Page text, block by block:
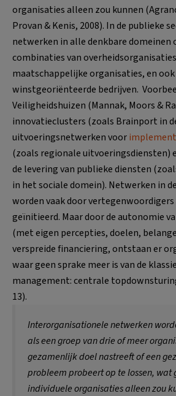
organisaties alleen zou kunnen
Provan & Kenis, 2008). In de publieke
netwerken in alle denkbare
combinaties van
maatschappelijke organisaties, en
winstgeoriënteerde bedrijven.
Veiligheidshuizen (Mannak, Moors &
innovatieclusters (zoals Brainport in
uitvoeringsnetwerken voor
(zoals regionale uitvoeringsdiensten)
de levering van publieke diensten
in het sociale domein). Netwerken in
worden vaak door vertegenwoordigers
geïnitieerd. Maar door de autonomie
(met eigen percepties, doelen,
verspreide financiering, ontstaan er
waar geen sprake meer is van de
management: centrale
13).
Interorganisationele netwerken
als een groep van drie of meer
gezamenlijk doel nastreeft of een
probleem probeert op te lossen, wat
individuele organisaties alleen zou